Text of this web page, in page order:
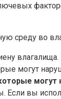
среду во
могут
вы